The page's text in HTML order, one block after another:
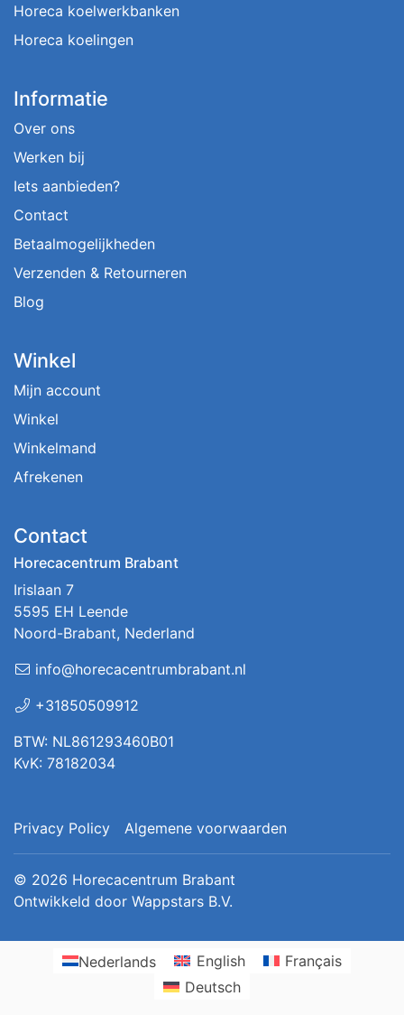
Horeca koelwerkbanken
Horeca koelingen
Informatie
Over ons
Werken bij
Iets aanbieden?
Contact
Betaalmogelijkheden
Verzenden & Retourneren
Blog
Winkel
Mijn account
Winkel
Winkelmand
Afrekenen
Contact
Horecacentrum Brabant
Irislaan 7
5595 EH Leende
Noord-Brabant, Nederland
info@horecacentrumbrabant.nl
+31850509912
BTW: NL861293460B01
KvK: 78182034
Privacy Policy Algemene voorwaarden
© 2026 Horecacentrum Brabant
Ontwikkeld door Wappstars B.V.
Nederlands English
Français
Deutsch